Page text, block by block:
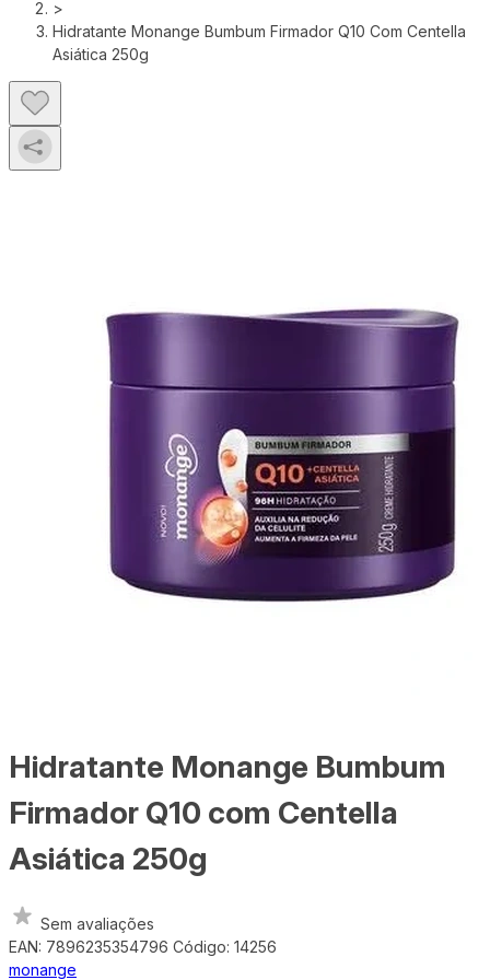
>
Hidratante Monange Bumbum Firmador Q10 Com Centella
Asiática 250g
Hidratante Monange Bumbum
Firmador Q10 com Centella
Asiática 250g
Sem avaliações
EAN: 7896235354796 Código: 14256
monange